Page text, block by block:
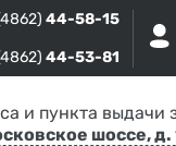
44-58-15
44-53-81
и пункта выдачи
шоссе, д.